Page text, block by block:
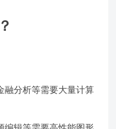
融分析等需要大量计算